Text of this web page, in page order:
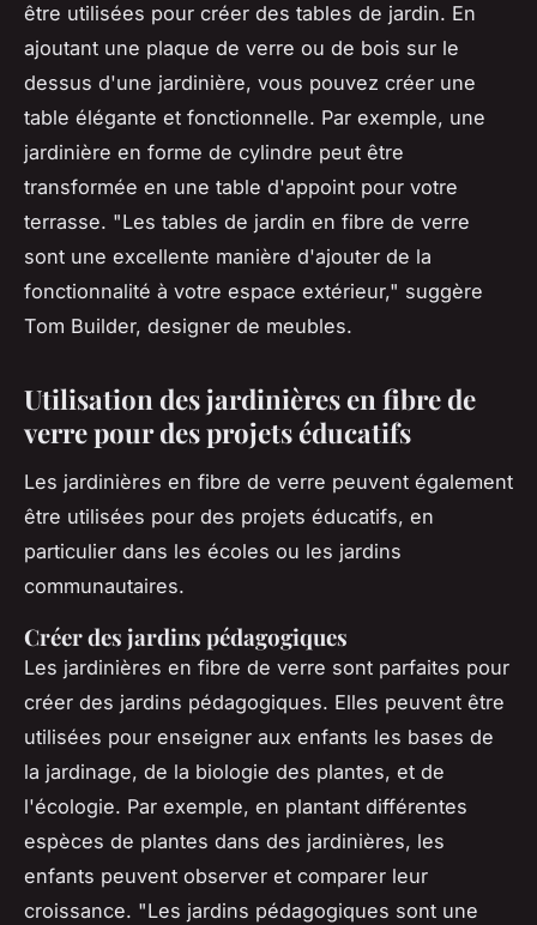
être utilisées pour créer des tables de jardin. En
ajoutant une plaque de verre ou de bois sur le
dessus d'une jardinière, vous pouvez créer une
table élégante et fonctionnelle. Par exemple, une
jardinière en forme de cylindre peut être
transformée en une table d'appoint pour votre
terrasse. "Les tables de jardin en fibre de verre
sont une excellente manière d'ajouter de la
fonctionnalité à votre espace extérieur," suggère
Tom Builder, designer de meubles.
Utilisation des jardinières en fibre de
verre pour des projets éducatifs
Les jardinières en fibre de verre peuvent également
être utilisées pour des projets éducatifs, en
particulier dans les écoles ou les jardins
communautaires.
Créer des jardins pédagogiques
Les jardinières en fibre de verre sont parfaites pour
créer des jardins pédagogiques. Elles peuvent être
utilisées pour enseigner aux enfants les bases de
la jardinage, de la biologie des plantes, et de
l'écologie. Par exemple, en plantant différentes
espèces de plantes dans des jardinières, les
enfants peuvent observer et comparer leur
croissance. "Les jardins pédagogiques sont une